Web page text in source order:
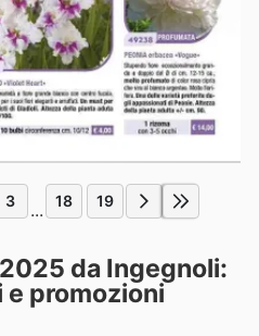
3 ... 18 19
da Ingegnoli:
promozioni